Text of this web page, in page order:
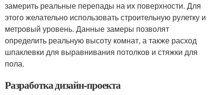
замерить реальные перепады на их поверхности. Для
этого желательно использовать строительную рулетку и
метровый уровень. Данные замеры позволят
определить реальную высоту комнат, а также расход
шпаклевки для выравнивания потолков и стяжки для
пола.
Разработка дизайн-проекта